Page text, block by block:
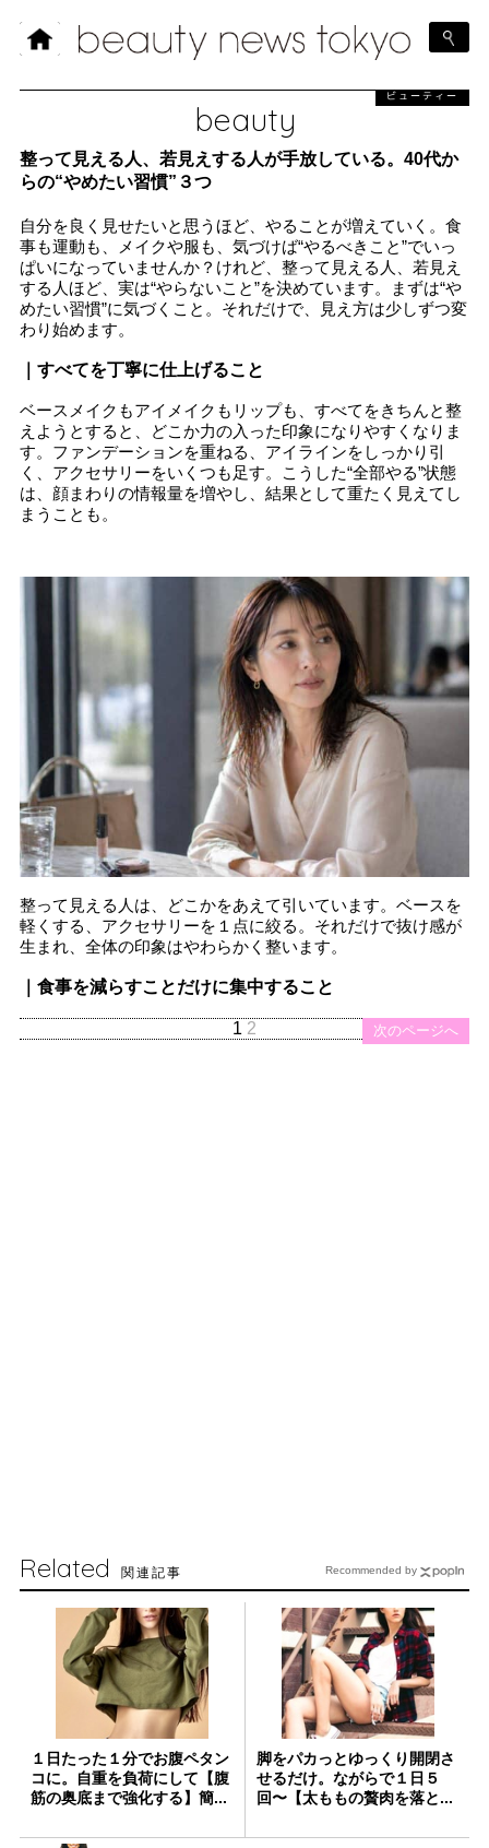
beauty
ビューティー
整って見える人、若見えする人が手放している。40代か
らの“やめたい習慣”３つ
自分を良く見せたいと思うほど、やることが増えていく。食
事も運動も、メイクや服も、気づけば“やるべきこと”でいっ
ぱいになっていませんか？けれど、整って見える人、若見え
する人ほど、実は“やらないこと”を決めています。まずは“や
めたい習慣”に気づくこと。それだけで、見え方は少しずつ変
わり始めます。
｜すべてを丁寧に仕上げること
ベースメイクもアイメイクもリップも、すべてをきちんと整
えようとすると、どこか力の入った印象になりやすくなりま
す。ファンデーションを重ねる、アイラインをしっかり引
く、アクセサリーをいくつも足す。こうした“全部やる”状態
は、顔まわりの情報量を増やし、結果として重たく見えてし
まうことも。
整って見える人は、どこかをあえて引いています。ベースを
軽くする、アクセサリーを１点に絞る。それだけで抜け感が
生まれ、全体の印象はやわらかく整います。
｜食事を減らすことだけに集中すること
次のページへ
1 2
Related 関連記事
１日たった１分でお腹ペタン
コに。自重を負荷にして【腹
筋の奥底まで強化する】簡...
脚をパカっとゆっくり開閉さ
せるだけ。ながらで１日５
回〜【太ももの贅肉を落と...
Recommended by